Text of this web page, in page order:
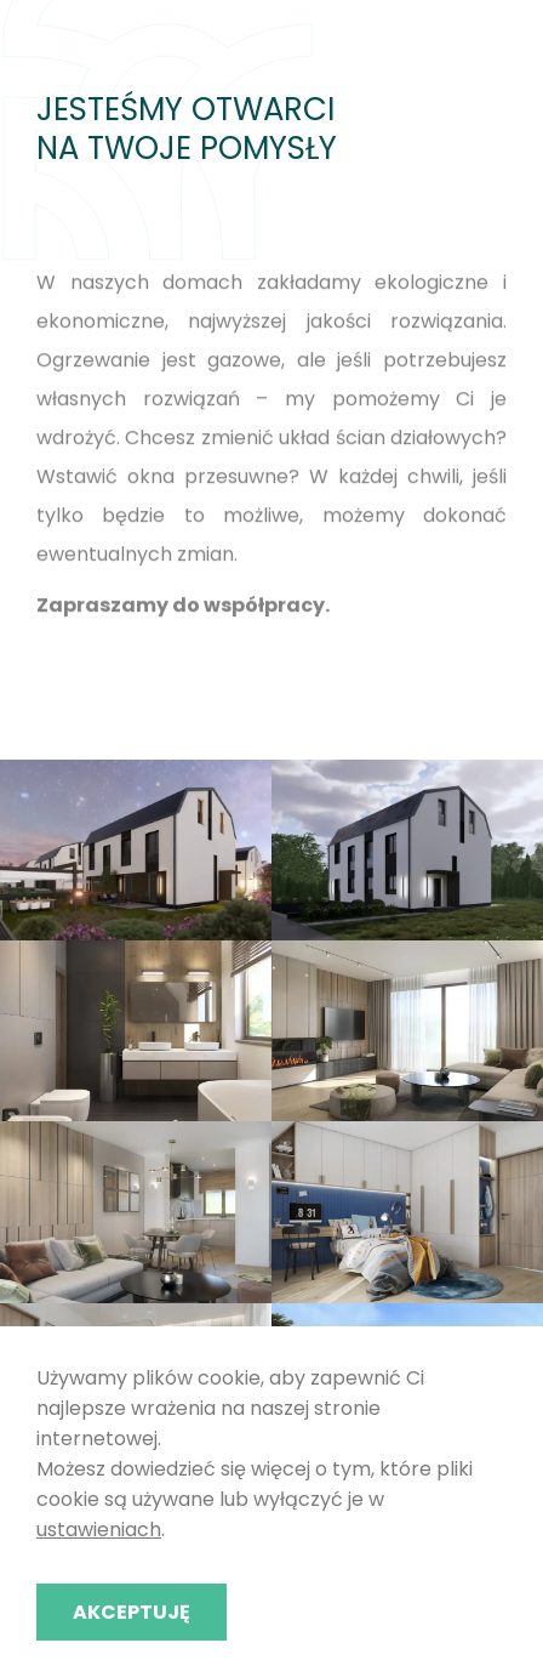
JESTEŚMY OTWARCI
NA TWOJE POMYSŁY
ekonomiczne, najwyższej jakości rozwiązania.
Ogrzewanie jest gazowe, ale jeśli potrzebujesz
własnych rozwiązań – my pomożemy Ci je
wdrożyć. Chcesz zmienić układ ścian działowych?
Wstawić okna przesuwne? W każdej chwili, jeśli
tylko będzie to możliwe, możemy dokonać
ewentualnych zmian.
FABHILL Sp. z o.o. © 2026. Wszelkie prawa zastrzeżone.
Używamy plików cookie, aby zapewnić Ci
najlepsze wrażenia na naszej stronie
internetowej.
Możesz dowiedzieć się więcej o tym, które pliki
cookie są używane lub wyłączyć je w
ustawieniach.
AKCEPTUJĘ